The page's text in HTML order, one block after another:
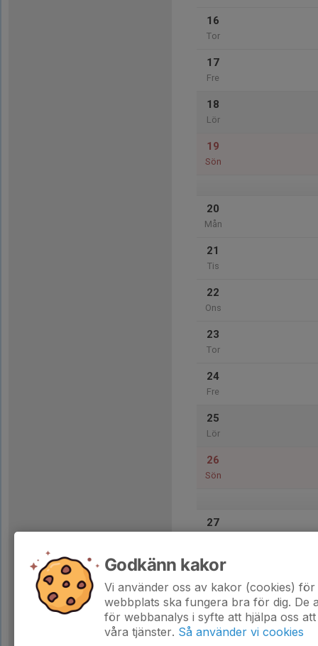
16
Tor
17
Fre
18
Lör
19
Sön
20
Mån
21
Tis
22
Ons
23
Tor
24
Fre
25
Lör
26
Sön
27
28
Godkänn kakor
Vi använder oss av kakor (cookies)
webbplats ska fungera bra för dig. De
för webbanalys i syfte att hjälpa oss
våra tjänster. Så använder vi cookies